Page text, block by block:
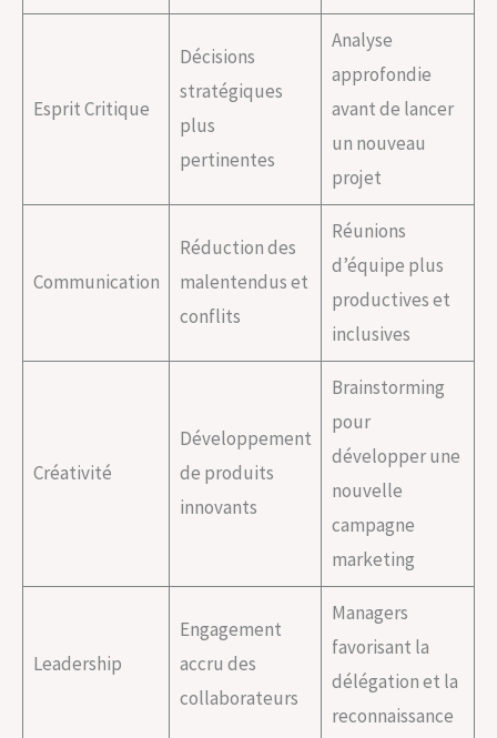
Esprit Critique
Décisions
stratégiques
plus
pertinentes
Analyse
approfondie
avant de lancer
un nouveau
projet
Communication
Réduction des
malentendus et
conflits
Réunions
d’équipe plus
productives et
inclusives
Créativité
Développement
de produits
innovants
Brainstorming
pour
développer une
nouvelle
campagne
marketing
Leadership
Engagement
accru des
collaborateurs
Managers
favorisant la
délégation et la
reconnaissance